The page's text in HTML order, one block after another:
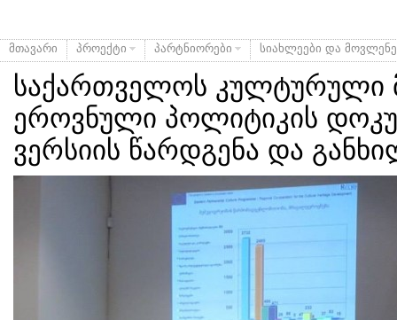
მთავარი პროექტი პარტნიორები სიახლეები და
საქართველოს კულტურული
ეროვნული პოლიტიკის
ვერსიის წარდგენა და